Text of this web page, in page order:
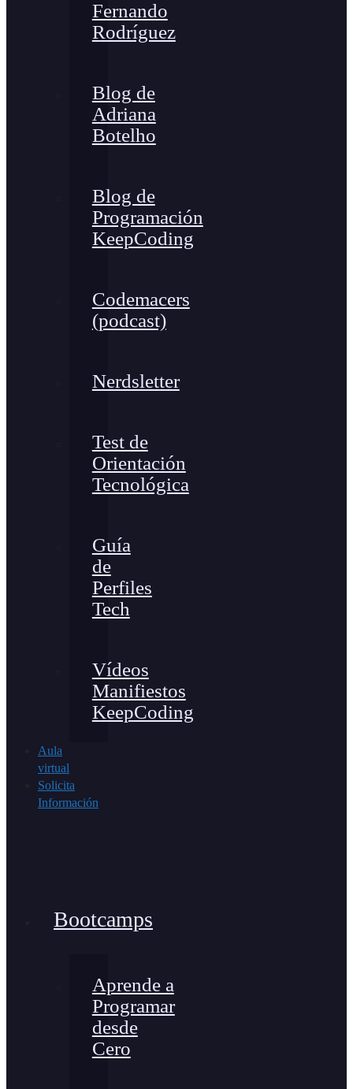
Fernando
Rodríguez
Blog de
Adriana
Botelho
Blog de
Programación
KeepCoding
Codemacers
(podcast)
Nerdsletter
Test de
Orientación
Tecnológica
Guía
de
Perfiles
Tech
Vídeos
Manifiestos
KeepCoding
Aula
virtual
Solicita
Información
Bootcamps
Aprende a
Programar
desde
Cero